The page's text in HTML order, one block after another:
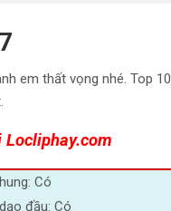
em thất vọng nhé. Top 10
Locliphay.com
Có
đầu: Có